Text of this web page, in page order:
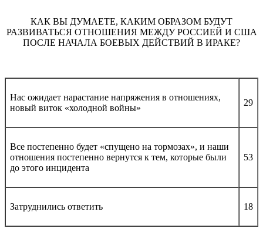
КАК ВЫ ДУМАЕТЕ, КАКИМ ОБРАЗОМ БУДУТ
РАЗВИВАТЬСЯ ОТНОШЕНИЯ МЕЖДУ РОССИЕЙ И США
ПОСЛЕ НАЧАЛА БОЕВЫХ ДЕЙСТВИЙ В ИРАКЕ?
Нас ожидает нарастание напряжения в отношениях,
новый виток «холодной войны»
29
Все постепенно будет «спущено на тормозах», и наши
отношения постепенно вернутся к тем, которые были
до этого инцидента
53
Затруднились ответить 18